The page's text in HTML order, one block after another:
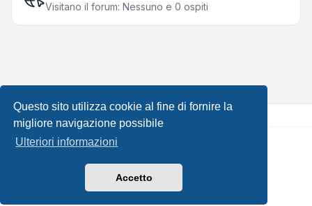
Questo sito utilizza cookie al fine di fornire la
migliore navigazione possibile
Ulteriori informazioni
Accetto
Visitano il forum: Nessuno e 0 ospiti
Creato daphpBB® Forum Software © phpBB Limited •
Leenoz.com
phpBB-Italia.it
Condizioni|Tutti gli orari sono